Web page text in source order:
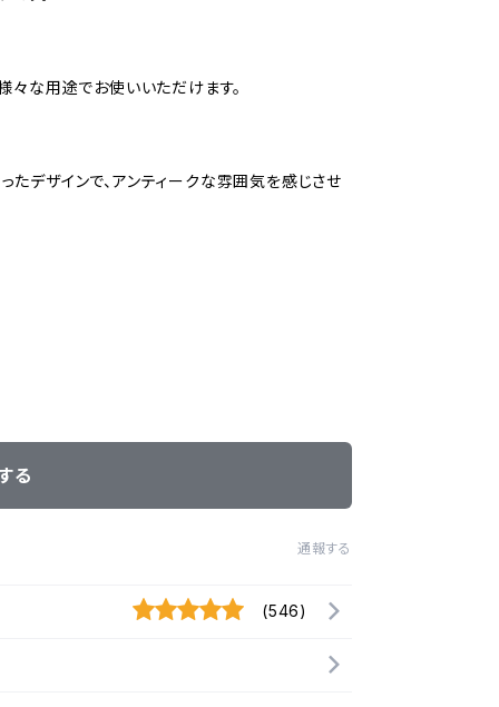
々な用途でお使いいただけます。
デザインで、アンティークな雰囲気を感じさせ
る
通報する
(546)